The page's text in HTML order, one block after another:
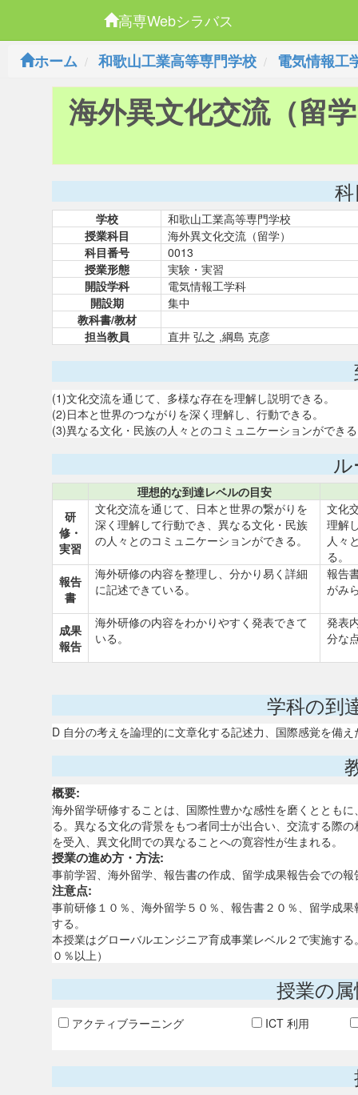
高専Webシラバス
ホーム
和歌山工業高等専門学校 電気情報工
海外異文化交流（留
学校
和歌山工業高等専門学校
授業科目
海外異文化交流（留学）
科目番号
0013
授業形態
実験・実習
開設学科
電気情報工学科
開設期
集中
教科書/教材
担当教員
直井 弘之 ,綱島 克彦
(1)文化交流を通じて、多様な存在を理解し説明できる。
(2)日本と世界のつながりを深く理解し、行動できる。
(3)異なる文化・民族の人々とのコミュニケーションができ
理想的な到達レベルの目安
研
修・
実習
文化交流を通じて、日本と世界の繋がりを
深く理解して行動でき、異なる文化・民族
の人々とのコミュニケーションができる。
文化
理解
人々
る。
報告
書
海外研修の内容を整理し、分かり易く詳細
に記述できている。
報告
がみ
成果
報告
海外研修の内容をわかりやすく発表できて
いる。
発表
分な
学科の到
D 自分の考えを論理的に文章化する記述力、国際感覚を備
概要:
海外留学研修することは、国際性豊かな感性を磨くととも
る。異なる文化の背景をもつ者同士が出合い、交流する際
を受入、異文化間での異なることへの寛容性が生まれる。
授業の進め方・方法:
事前学習、海外留学、報告書の作成、留学成果報告会での報
注意点:
事前研修１０％、海外留学５０％、報告書２０％、留学成
する。
本授業はグローバルエンジニア育成事業レベル２で実施す
０％以上）
授業の
アクティブラーニング ICT 利用